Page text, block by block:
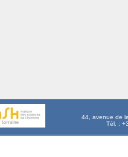
44, avenue de
Tél. :